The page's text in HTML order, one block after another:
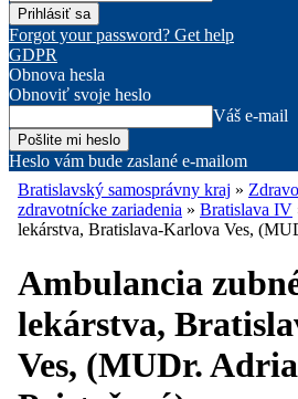
Forgot your password? Get help
GDPR
Obnova hesla
Obnoviť svoje heslo
Váš e-mail
Heslo vám bude zaslané e-mailom